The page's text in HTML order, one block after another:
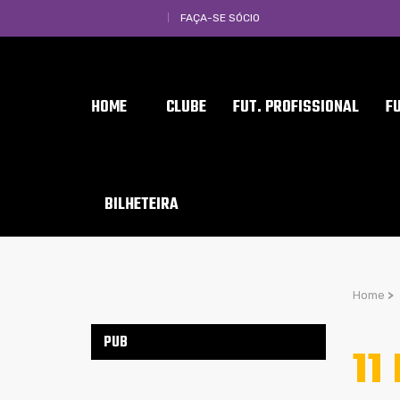
FAÇA-SE SÓCIO
HOME CLUBE FUT. PROFISSIONAL
BILHETEIRA
Home >
PUB